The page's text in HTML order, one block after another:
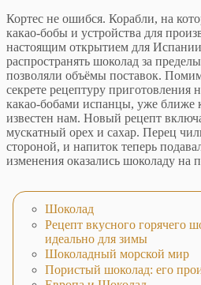
Кортес не ошибся. Корабли, на
какао-бобы и устройства для
настоящим открытием для
распространять шоколад за
позволяли объёмы поставок.
секрете рецептуру приготовления
какао-бобами испанцы, уже ближе
известен нам. Новый рецепт
мускатный орех и сахар. Перец
стороной, и напиток теперь
изменения оказались шоколаду на
Шоколад
Рецепт вкусного горячего
идеально для зимы
Шоколадный морской мир
Пористый шоколад: его